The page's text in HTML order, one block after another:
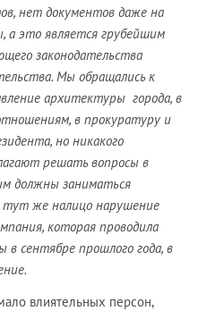
нет документов даже на
а это является грубейшим
законодательства
Мы обращались к
архитектуры города, в
в прокуратуру и
но никакого
решать вопросы в
должны заниматься
же налицо нарушение
которая проводила
в сентябре прошлого года, в
влиятельных персон,